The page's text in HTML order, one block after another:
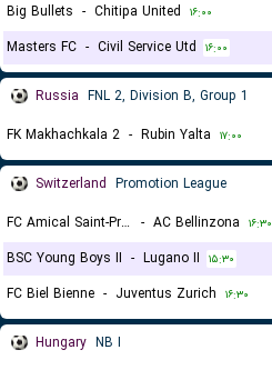
Big Bullets - Chitipa United ۱۶:۰۰
Masters FC - Civil Service Utd ۱۶:۰۰
Russia FNL 2, Division B, Group 1
FK Makhachkala 2 - Rubin Yalta ۱۷:۰۰
Switzerland Promotion League
FC Amical Saint-Prex - AC Bellinzona ۱۶:۳۰
BSC Young Boys II - Lugano II ۱۵:۳۰
FC Biel Bienne - Juventus Zurich ۱۶:۳۰
Hungary NB I